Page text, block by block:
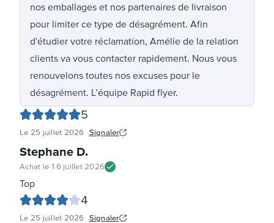
nos emballages et nos partenaires de livraison
pour limiter ce type de désagrément. Afin
d'étudier votre réclamation, Amélie de la relation
clients va vous contacter rapidement. Nous vous
renouvelons toutes nos excuses pour le
désagrément. L’équipe Rapid flyer.
5
Le 25 juillet 2026 Signaler
Stephane D.
Achat le 16 juillet 2026
Top
4
Le 25 juillet 2026 Signaler